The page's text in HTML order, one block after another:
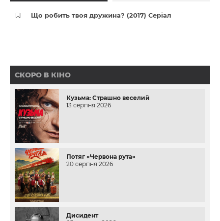
Що робить твоя дружина? (2017) Серіал
СКОРО В КІНО
Кузьма: Страшно веселий
13 серпня 2026
Потяг «Червона рута»
20 серпня 2026
Дисидент